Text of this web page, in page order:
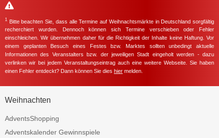
1
Bitte beachten Sie, dass alle Termine auf Weihnachtsmärkte in Deutschland sorgfältig
recherchiert wurden. Dennoch können sich Termine verschieben oder Fehler
einschleichen. Wir übernehmen daher für die Richtigkeit der Inhalte keine Haftung. Vor
einem geplanten Besuch eines Festes bzw. Marktes sollten unbedingt aktuelle
Informationen des Veranstalters bzw. der jeweiligen Stadt eingeholt werden - dazu
verlinken wir bei jedem Veranstaltungseintrag auch eine weitere Webseite. Sie haben
einen Fehler entdeckt? Dann können Sie dies hier melden.
Weihnachten
AdventsShopping
Adventskalender Gewinnspiele